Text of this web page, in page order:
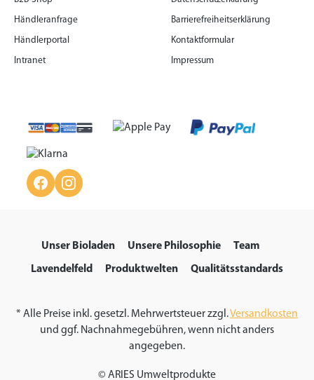
Händleranfrage
Händlerportal
Intranet
Barrierefreiheitserklärung
Kontaktformular
Impressum
Unser Bioladen Unsere Philosophie Team
Lavendelfeld Produktwelten Qualitätsstandards
* Alle Preise inkl. gesetzl. Mehrwertsteuer zzgl.Versandkosten
und ggf. Nachnahmegebühren, wenn nicht anders
angegeben.
© ARIES Umweltprodukte